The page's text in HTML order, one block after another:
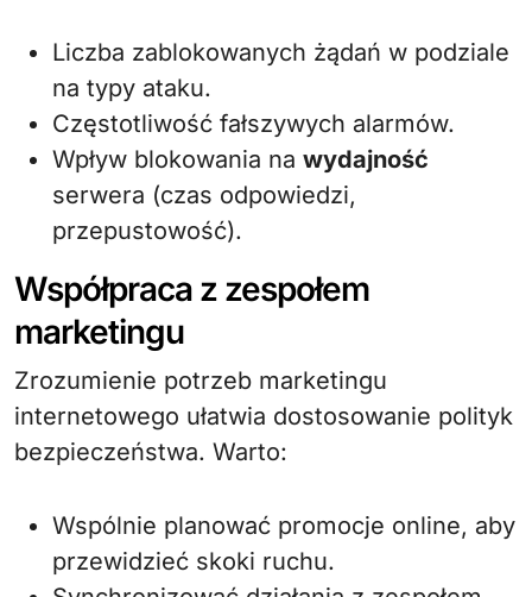
Liczba zablokowanych żądań w podziale
na typy ataku.
Częstotliwość fałszywych alarmów.
Wpływ blokowania na wydajność
serwera (czas odpowiedzi,
przepustowość).
Współpraca z zespołem
marketingu
Zrozumienie potrzeb marketingu
internetowego ułatwia dostosowanie polityk
bezpieczeństwa. Warto:
Wspólnie planować promocje online, aby
przewidzieć skoki ruchu.